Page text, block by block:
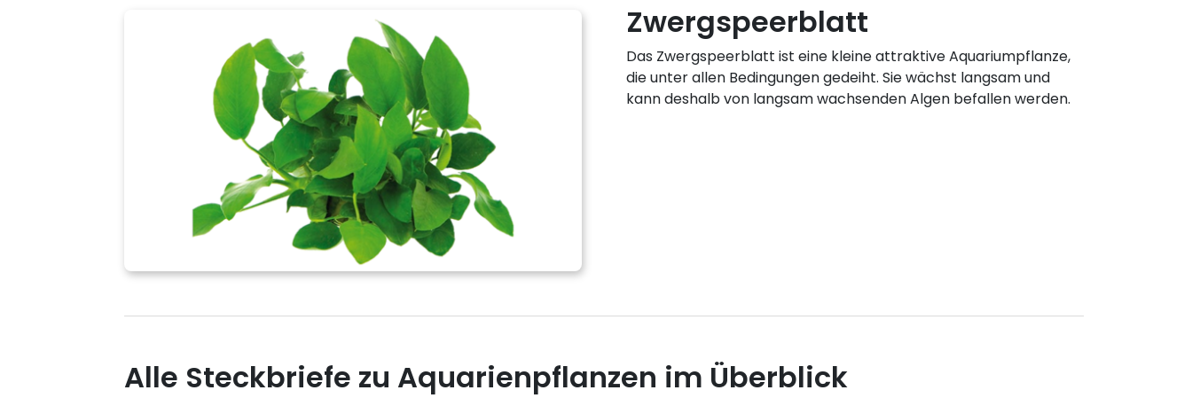
Zwergspeerblatt
Das Zwergspeerblatt ist eine kleine attraktive Aquariumpflanze,
die unter allen Bedingungen gedeiht. Sie wächst langsam und
kann deshalb von langsam wachsenden Algen befallen werden.
Alle Steckbriefe zu Aquarienpflanzen im Überblick